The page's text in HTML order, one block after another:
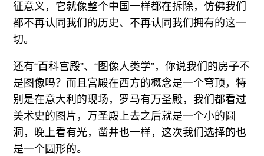
征意义，它就像整个中国一样都在拆除，仿佛我们
都不再认同我们的历史、不再认同我们拥有的这一
切。
还有“百科宫殿”、“图像人类学”，你说我们的房子不
是图像吗？而且宫殿在西方的概念是一个穹顶，特
别是在意大利的现场，罗马有万圣殿，我们都看过
美术史的图片，万圣殿上去之后就是一个小的圆
洞，晚上看有光，凿井也一样，这次我们选择的也
是一个圆形的。